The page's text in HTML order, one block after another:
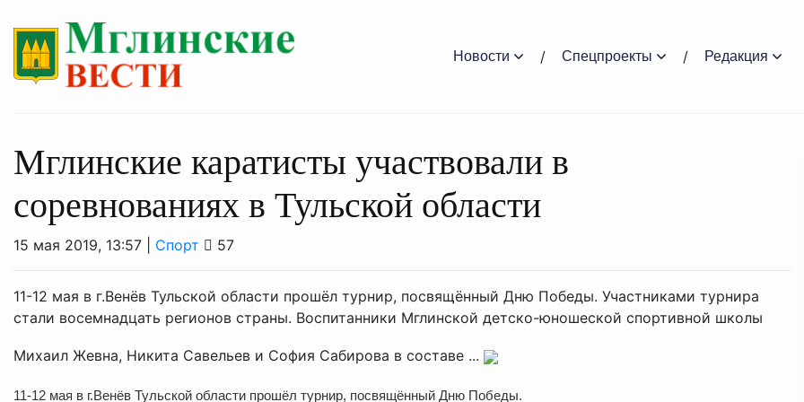
Новости Спецпроекты Редакция
Мглинские каратисты участвовали в
соревнованиях в Тульской области
15 мая 2019, 13:57 | Спорт 57
11-12 мая в г.Венёв Тульской области прошёл турнир, посвящённый Дню Победы. Участниками турнира
стали восемнадцать регионов страны. Воспитанники Мглинской детско-юношеской спортивной школы
Михаил Жевна, Никита Савельев и София Сабирова в составе ...
11-12 мая в г.Венёв Тульской области прошёл турнир, посвящённый Дню Победы.